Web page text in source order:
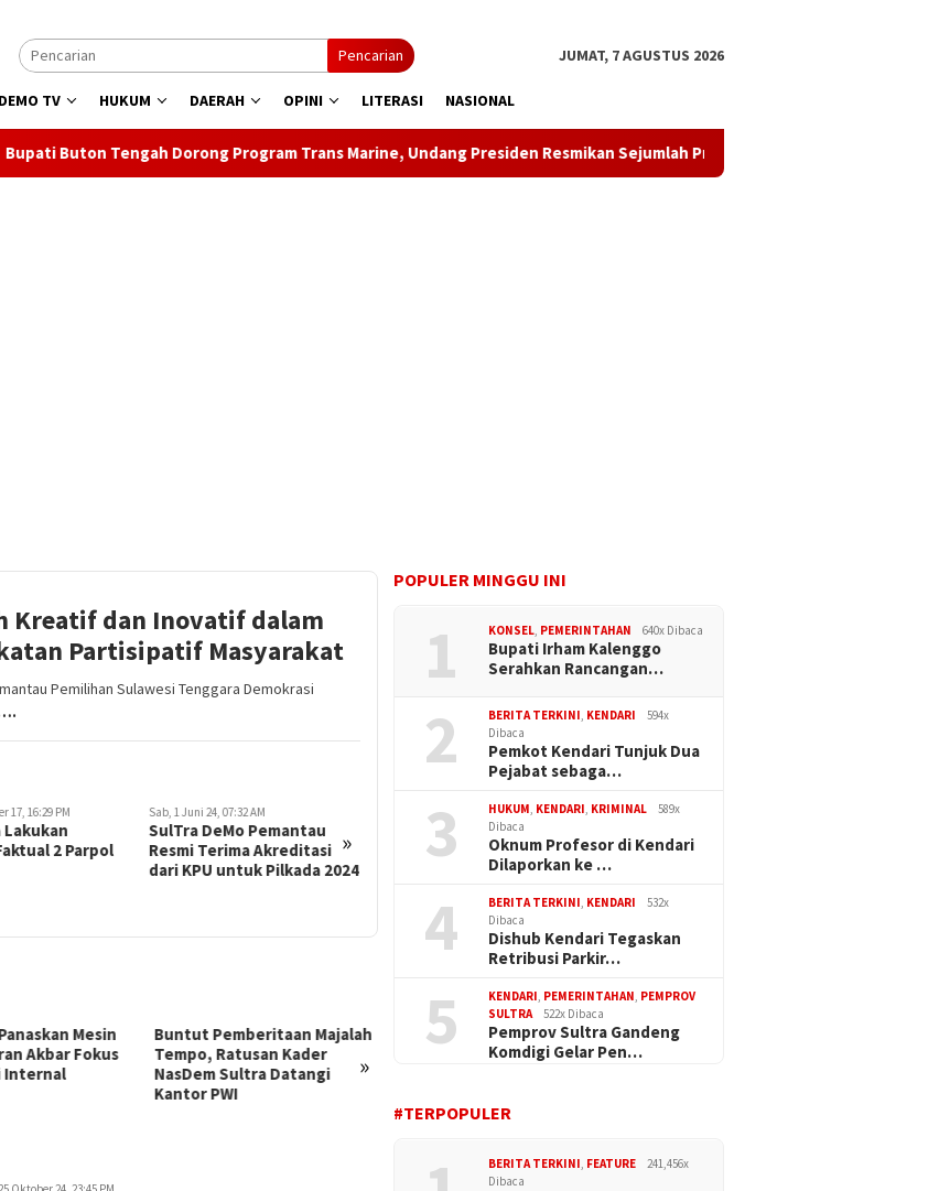
Pencarian JUMAT, 7 AGUSTUS 2026
TV HUKUM DAERAH OPINI LITERASI NASIONAL
Dorong Program Trans Marine, Undang Presiden Resmikan Sejumlah Proyek Strategis Nasional
Kreatif dan Inovatif dalam
Partisipatif Masyarakat
Pemilihan Sulawesi Tenggara Demokrasi
»
AM
Pemantau
Akreditasi
Pilkada 2024
Kam, 25 Agustus 22, 06:46 AM
Verifikasi Administrasi
Dokumen Persyaratan
Keanggotaan Partai Politik
Sab, 7 Januari 23, 09:36 AM
661 Peserta Ikut Seleksi
CAT PPS Pemilu 2024, KPU
Libatkan Komisioner Dari 3
Kam, 31 Agustus 17, 13:35 PM
Dipantau lewat Aplikasi
“Siparmas”
»
Majalah
Kader
Datangi
Ganjar Pranowo Ingatkan
Kader PDI-P Sultra: Menang
Pemilu Saja Tidak Cukup,
Urus Rakyat Itu Utama
Relawan Prabowo–Gibran
Gelar Aksi Sosial di Langara,
Profesionalisme VS
Kedekatan
POPULER MINGGU INI
1 KONSEL, PEMERINTAHAN 640x Dibaca
Bupati Irham Kalenggo
Serahkan Rancangan…
2 BERITA TERKINI, KENDARI
594x
Dibaca
Pemkot Kendari Tunjuk Dua
Pejabat sebaga…
3 HUKUM, KENDARI, KRIMINAL
589x
Dibaca
Oknum Profesor di Kendari
Dilaporkan ke …
4 BERITA TERKINI, KENDARI
532x
Dibaca
Dishub Kendari Tegaskan
Retribusi Parkir…
5 KENDARI, PEMERINTAHAN, PEMPROV
SULTRA
522x Dibaca
Pemprov Sultra Gandeng
Komdigi Gelar Pen…
#TERPOPULER
BERITA TERKINI, FEATURE
241,456x
Dibaca